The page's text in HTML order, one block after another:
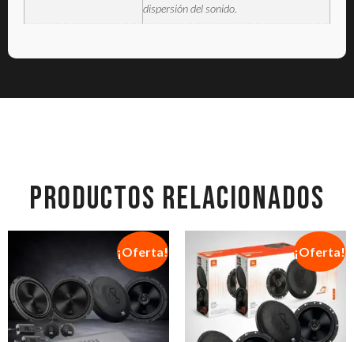
dispersión del sonido.
PRODUCTOS RELACIONADOS
¡Oferta! ¡Oferta!